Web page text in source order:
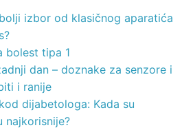
izbor od klasičnog aparatića
bolest tipa 1
dan – doznake za senzore i
i ranije
dijabetologa: Kada su
najkorisnije?